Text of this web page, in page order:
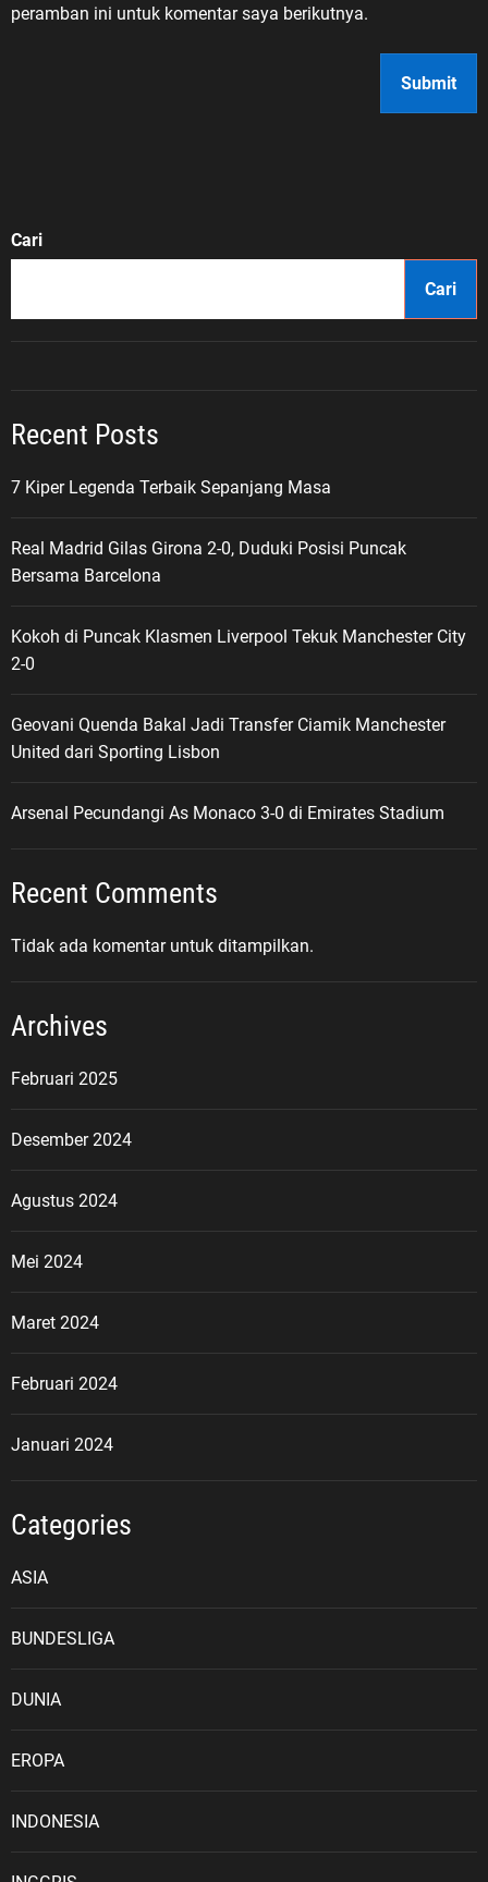
peramban ini untuk komentar saya berikutnya.
Cari
Cari
Recent Posts
7 Kiper Legenda Terbaik Sepanjang Masa
Real Madrid Gilas Girona 2-0, Duduki Posisi Puncak
Bersama Barcelona
Kokoh di Puncak Klasmen Liverpool Tekuk Manchester City
2-0
Geovani Quenda Bakal Jadi Transfer Ciamik Manchester
United dari Sporting Lisbon
Arsenal Pecundangi As Monaco 3-0 di Emirates Stadium
Recent Comments
Tidak ada komentar untuk ditampilkan.
Archives
Februari 2025
Desember 2024
Agustus 2024
Mei 2024
Maret 2024
Februari 2024
Januari 2024
Categories
ASIA
BUNDESLIGA
DUNIA
EROPA
INDONESIA